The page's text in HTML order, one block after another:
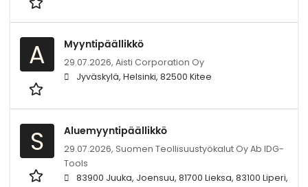
A Myyntipäällikkö
29.07.2026, Aisti Corporation Oy
Jyväskylä, Helsinki, 82500 Kitee
S Aluemyyntipäällikkö
29.07.2026, Suomen Teollisuustyökalut Oy Ab IDG-
Tools
83900 Juuka, Joensuu, 81700 Lieksa, 83100 Liperi,